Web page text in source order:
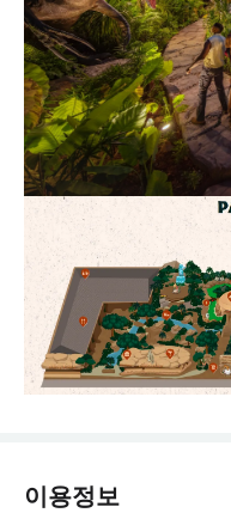
이용정보